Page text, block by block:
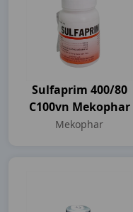
Sulfaprim 400/80
C100vn Mekophar
Mekophar